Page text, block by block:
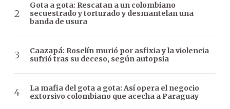
Gota a gota: Rescatan a un colombiano
secuestrado y torturado y desmantelan una
banda de usura
Caazapá: Roselín murió por asfixia y la violencia
sufrió tras su deceso, según autopsia
La mafia del gota a gota: Así opera el negocio
extorsivo colombiano que acecha a Paraguay